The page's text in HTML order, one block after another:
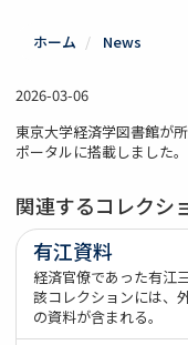
ホーム News
2026-03-06
東京大学経済学図書館が
ポータルに搭載しました。
関連するコレクシ
有江資料
経済官僚であった有江
該コレクションには、
の資料が含まれる。